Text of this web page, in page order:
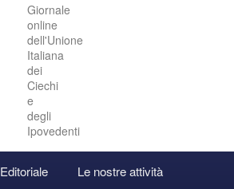
Giornale
online
dell'Unione
Italiana
dei
Ciechi
e
degli
Ipovedenti
Editoriale Le nostre attività